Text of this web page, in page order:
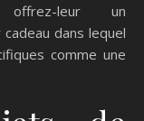
leur un
dans lequel
comme une